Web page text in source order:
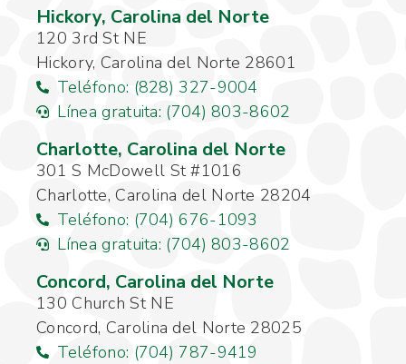
Hickory, Carolina del Norte
120 3rd St NE
Hickory, Carolina del Norte 28601
Teléfono: (828) 327-9004
Línea gratuita: (704) 803-8602
Charlotte, Carolina del Norte
301 S McDowell St #1016
Charlotte, Carolina del Norte 28204
Teléfono: (704) 676-1093
Línea gratuita: (704) 803-8602
Concord, Carolina del Norte
130 Church St NE
Concord, Carolina del Norte 28025
Teléfono: (704) 787-9419